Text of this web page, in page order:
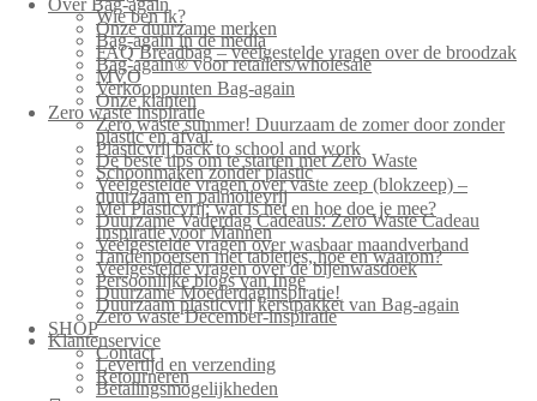
Over Bag-again
Wie ben ik?
Onze duurzame merken
Bag-again in de media
FAQ Breadbag – veelgestelde vragen over de broodzak
Bag-again® voor retailers/wholesale
MVO
Verkooppunten Bag-again
Onze klanten
Zero waste inspiratie
Zero waste summer! Duurzaam de zomer door zonder
plastic en afval.
Plasticvrij back to school and work
De beste tips om te starten met Zero Waste
Schoonmaken zonder plastic
Veelgestelde vragen over vaste zeep (blokzeep) –
duurzaam en palmolievrij
Mei Plasticvrij: wat is het en hoe doe je mee?
Duurzame Vaderdag Cadeaus: Zero Waste Cadeau
Inspiratie voor Mannen
Veelgestelde vragen over wasbaar maandverband
Tandenpoetsen met tabletjes, hoe en waarom?
Veelgestelde vragen over de bijenwasdoek
Persoonlijke blogs van Inge
Duurzame Moederdaginspiratie!
Duurzaam plasticvrij kerstpakket van Bag-again
Zero waste December-inspiratie
SHOP
Klantenservice
Contact
Levertijd en verzending
Retourneren
Betalingsmogelijkheden